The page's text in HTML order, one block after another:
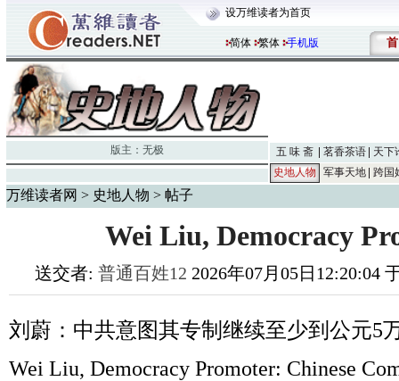
设万维读者为首页
简体 繁体 手机版 首
版主： 无极 五 味 斋 茗香茶语
天下
史地人物
军事天地 跨国
万维读者网 > 史地人物 > 帖子
Wei Liu, Democracy
送交者: 普通百姓12 2026年07月05日12:20:04
刘蔚：中共意图其专制继续至少到公元5
Wei Liu, Democracy Promoter: Chinese